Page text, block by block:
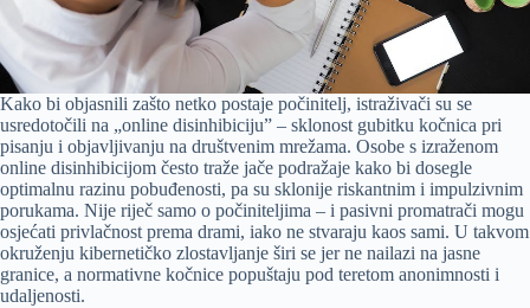
Kako bi objasnili zašto netko postaje počinitelj, istraživači su se
usredotočili na „online disinhibiciju” – sklonost gubitku kočnica pri
pisanju i objavljivanju na društvenim mrežama. Osobe s izraženom
online disinhibicijom često traže jače podražaje kako bi dosegle
optimalnu razinu pobuđenosti, pa su sklonije riskantnim i impulzivnim
porukama. Nije riječ samo o počiniteljima – i pasivni promatrači mogu
osjećati privlačnost prema drami, iako ne stvaraju kaos sami. U takvom
okruženju kibernetičko zlostavljanje širi se jer ne nailazi na jasne
granice, a normativne kočnice popuštaju pod teretom anonimnosti i
udaljenosti.